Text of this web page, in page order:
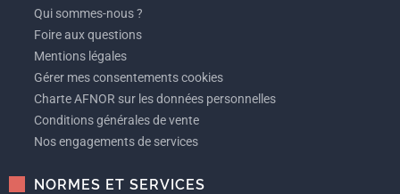
Qui sommes-nous ?
Foire aux questions
Mentions légales
Gérer mes consentements cookies
Charte AFNOR sur les données personnelles
Conditions générales de vente
Nos engagements de services
NORMES ET SERVICES